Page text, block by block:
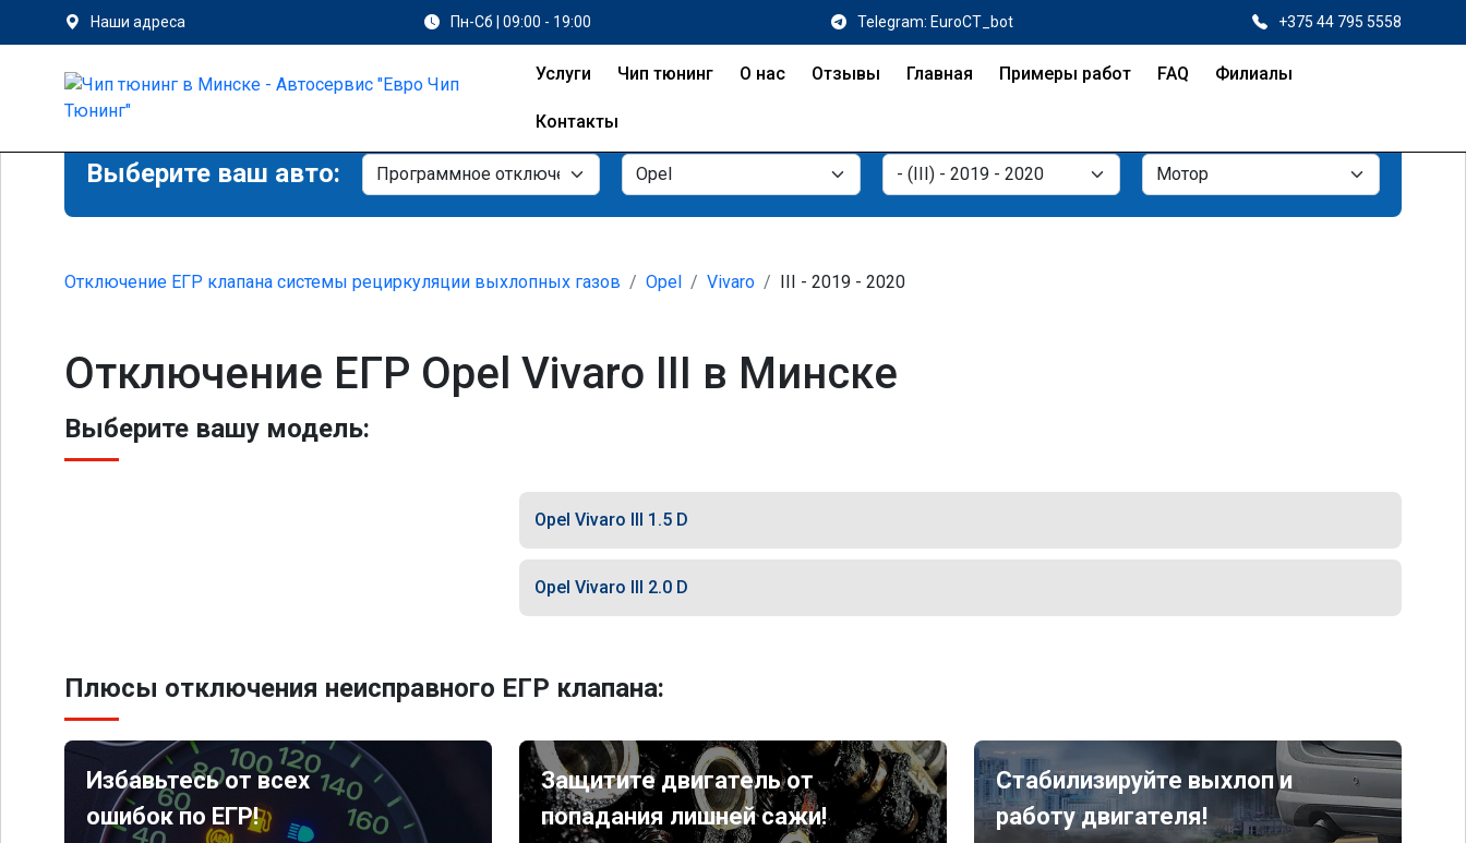
Наши адреса Пн-Сб | 09:00 - 19:00 Telegram: EuroCT_bot +375 44 795 5558
Услуги Чип тюнинг О нас Отзывы Главная Примеры работ FAQ Филиалы
Контакты
Выберите ваш авто:
Отключение ЕГР клапана системы рециркуляции выхлопных газов Opel Vivaro III - 2019 - 2020
Отключение ЕГР Opel Vivaro III в Минске
Выберите вашу модель:
Opel Vivaro III 1.5 D
Opel Vivaro III 2.0 D
Плюсы отключения неисправного ЕГР клапана:
Избавьтесь от всех
ошибок по ЕГР!
Защитите двигатель от
попадания лишней сажи!
Стабилизируйте выхлоп и
работу двигателя!